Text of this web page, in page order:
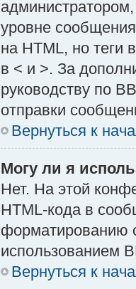
уровне
на HTML, но теги
в < и >. За
руководству по
отправки
Вернуться к
Могу ли я
Нет. На этой
HTML-кода в
форматированию
использованием
Вернуться к